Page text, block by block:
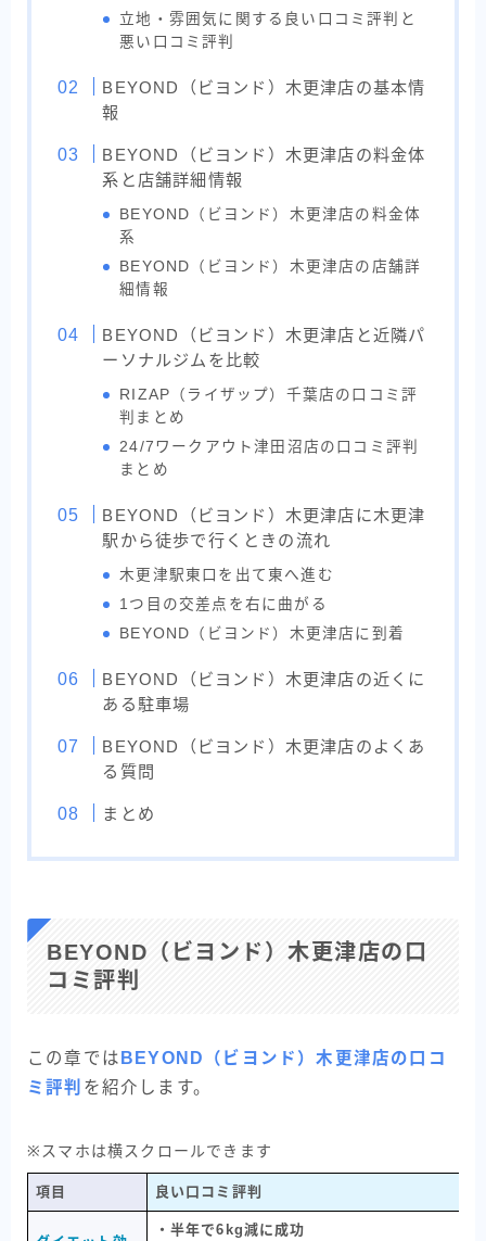
立地・雰囲気に関する良い口コミ評判と
悪い口コミ評判
BEYOND（ビヨンド）木更津店の基本情
報
BEYOND（ビヨンド）木更津店の料金体
系と店舗詳細情報
BEYOND（ビヨンド）木更津店の料金体
系
BEYOND（ビヨンド）木更津店の店舗詳
細情報
BEYOND（ビヨンド）木更津店と近隣パ
ーソナルジムを比較
RIZAP（ライザップ）千葉店の口コミ評
判まとめ
24/7ワークアウト津田沼店の口コミ評判
まとめ
BEYOND（ビヨンド）木更津店に木更津
駅から徒歩で行くときの流れ
木更津駅東口を出て東へ進む
1つ目の交差点を右に曲がる
BEYOND（ビヨンド）木更津店に到着
BEYOND（ビヨンド）木更津店の近くに
ある駐車場
BEYOND（ビヨンド）木更津店のよくあ
る質問
まとめ
BEYOND（ビヨンド）木更津店の口
コミ評判
この章では BEYOND（ビヨンド）木更津店の口コ
ミ評判 を紹介します。
※スマホは横スクロールできます
項目 良い口コミ評判
・半年で6kg減に成功